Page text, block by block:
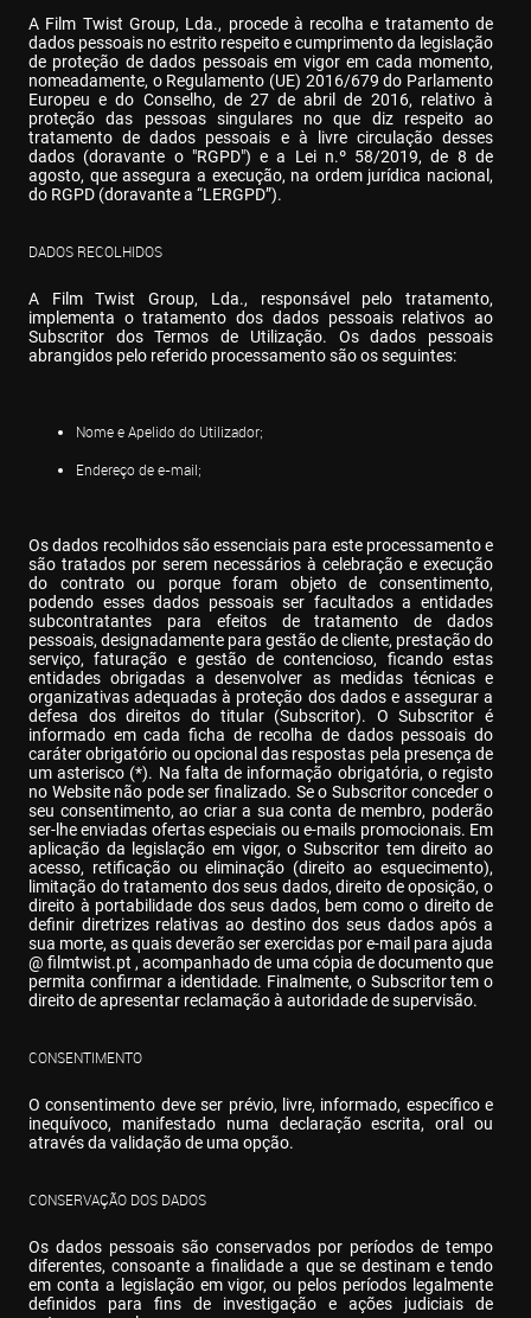
A Film Twist Group, Lda., procede à recolha e tratamento de
dados pessoais no estrito respeito e cumprimento da legislação
de proteção de dados pessoais em vigor em cada momento,
nomeadamente, o Regulamento (UE) 2016/679 do Parlamento
Europeu e do Conselho, de 27 de abril de 2016, relativo à
proteção das pessoas singulares no que diz respeito ao
tratamento de dados pessoais e à livre circulação desses
dados (doravante o "RGPD") e a Lei n.º 58/2019, de 8 de
agosto, que assegura a execução, na ordem jurídica nacional,
do RGPD (doravante a “LERGPD”).
DADOS RECOLHIDOS
A Film Twist Group, Lda., responsável pelo tratamento,
implementa o tratamento dos dados pessoais relativos ao
Subscritor dos Termos de Utilização. Os dados pessoais
abrangidos pelo referido processamento são os seguintes:
Nome e Apelido do Utilizador;
Endereço de e-mail;
Os dados recolhidos são essenciais para este processamento e
são tratados por serem necessários à celebração e execução
do contrato ou porque foram objeto de consentimento,
podendo esses dados pessoais ser facultados a entidades
subcontratantes para efeitos de tratamento de dados
pessoais, designadamente para gestão de cliente, prestação do
serviço, faturação e gestão de contencioso, ficando estas
entidades obrigadas a desenvolver as medidas técnicas e
organizativas adequadas à proteção dos dados e assegurar a
defesa dos direitos do titular (Subscritor). O Subscritor é
informado em cada ficha de recolha de dados pessoais do
caráter obrigatório ou opcional das respostas pela presença de
um asterisco (*). Na falta de informação obrigatória, o registo
no Website não pode ser finalizado. Se o Subscritor conceder o
seu consentimento, ao criar a sua conta de membro, poderão
ser-lhe enviadas ofertas especiais ou e-mails promocionais. Em
aplicação da legislação em vigor, o Subscritor tem direito ao
acesso, retificação ou eliminação (direito ao esquecimento),
limitação do tratamento dos seus dados, direito de oposição, o
direito à portabilidade dos seus dados, bem como o direito de
definir diretrizes relativas ao destino dos seus dados após a
sua morte, as quais deverão ser exercidas por e-mail para ajuda
@ filmtwist.pt , acompanhado de uma cópia de documento que
permita confirmar a identidade. Finalmente, o Subscritor tem o
direito de apresentar reclamação à autoridade de supervisão.
CONSENTIMENTO
O consentimento deve ser prévio, livre, informado, específico e
inequívoco, manifestado numa declaração escrita, oral ou
através da validação de uma opção.
CONSERVAÇÃO DOS DADOS
Os dados pessoais são conservados por períodos de tempo
diferentes, consoante a finalidade a que se destinam e tendo
em conta a legislação em vigor, ou pelos períodos legalmente
definidos para fins de investigação e ações judiciais de